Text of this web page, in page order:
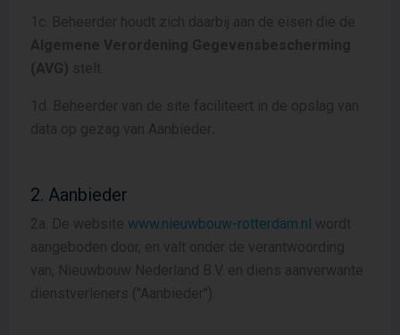
1c. Beheerder houdt zich daarbij aan de eisen die de
Algemene Verordening Gegevensbescherming
(AVG) stelt.
1d. Beheerder van de site faciliteert in de opslag van
data op gezag van Aanbieder
2. Aanbieder
2a. De website www.nieuwbouw-rotterdam.nl wordt
aangeboden door, en valt onder de verantwoording
van, Nieuwbouw Nederland B.V. en diens aanverwante
dienstverleners ("Aanbieder").